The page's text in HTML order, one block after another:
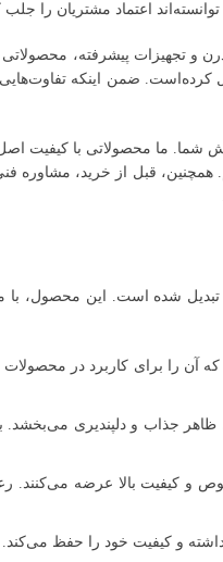
اعتماد مشتریان را جلب
و تجهیزات پیشرفته،
ضمن اینکه
ما محصولاتی با کیفیت اصل
همچنین، قبل از خرید، مشاوره
تبدیل شده است. این محصول،
را برای کاربرد در محصولات
ظاهر جذاب و دلپندیری
خلوص و کیفیت بالا عرضه
و کیفیت خود را حفظ می‌کند.